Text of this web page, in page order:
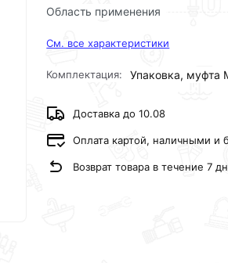
Область применения
См. все характеристики
Комплектация: Упаковка, муфта
Доставка до 10.08
Оплата картой, наличными и
Возврат товара в течение 7